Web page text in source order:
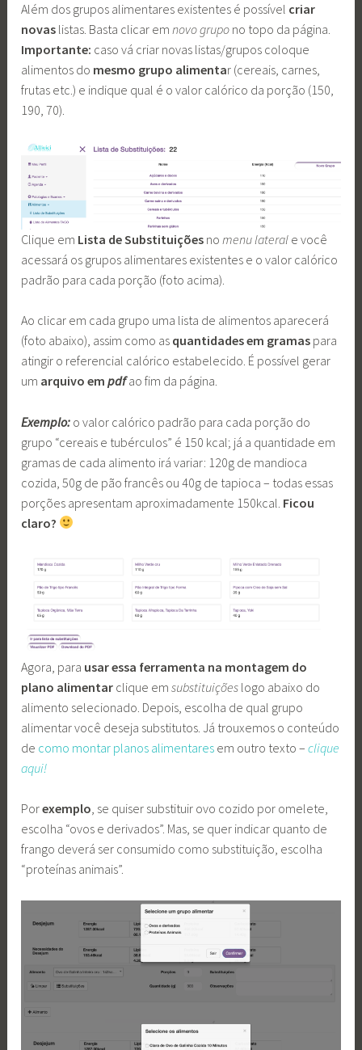
Além dos grupos alimentares existentes é possível criar
novas listas. Basta clicar emnovo grupo no topo da página.
Importante: caso vá criar novas listas/grupos coloque
alimentos do mesmo grupo alimentar (cereais, carnes,
frutas etc.) e indique qual é o valor calórico da porção (150,
190, 70).
Clique em Lista de Substituições no menu lateral e você
acessará os grupos alimentares existentes e o valor calórico
padrão para cada porção (foto acima).
Ao clicar em cada grupo uma lista de alimentos aparecerá
(foto abaixo), assim como as quantidades em gramas para
atingir o referencial calórico estabelecido. É possível gerar
um arquivo empdfao fim da página.
Exemplo: o valor calórico padrão para cada porção do
grupo “cereais e tubérculos” é 150 kcal; já a quantidade em
gramas de cada alimento irá variar: 120g de mandioca
cozida, 50g de pão francês ou 40g de tapioca – todas essas
porções apresentam aproximadamente 150kcal. Ficou
claro?
Agora, para usar essa ferramenta na montagem do
plano alimentar clique emsubstituições logo abaixo do
alimento selecionado. Depois, escolha de qual grupo
alimentar você deseja substitutos. Já trouxemos o conteúdo
de como montar planos alimentares em outro texto –clique
aqui!
Porexemplo, se quiser substituir ovo cozido por omelete,
escolha “ovos e derivados”. Mas, se quer indicar quanto de
frango deverá ser consumido como substituição, escolha
“proteínas animais”.